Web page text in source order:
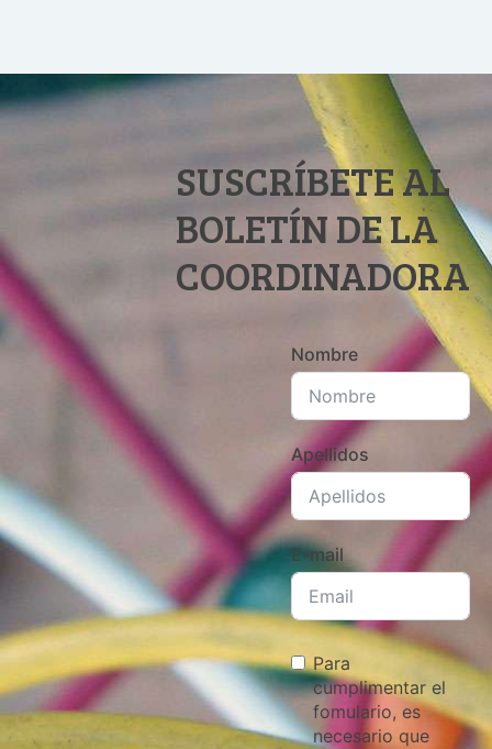
SUSCRÍBETE AL
BOLETÍN DE LA
COORDINADORA
Nombre
Apellidos
E-mail
Para
cumplimentar el
fomulario, es
necesario que